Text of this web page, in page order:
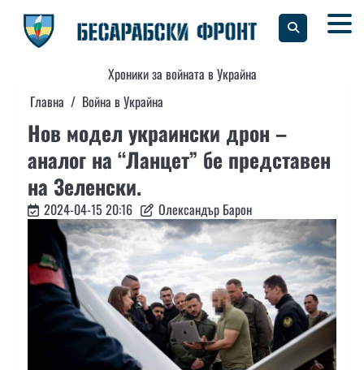
content
Хроники за войната в Украйна
Главна
Война в Украйна
Нов модел украински дрон –
аналог на “Ланцет” бе представен
на Зеленски.
2024-04-15 20:16 Олександър Барон